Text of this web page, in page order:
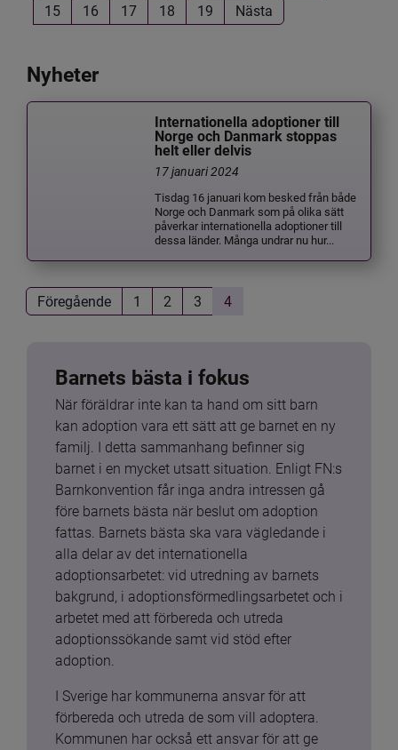
15
16 17 18 19 Nästa
Nyheter
Internationella adoptioner till
Norge och Danmark stoppas
helt eller delvis
17 januari 2024
Tisdag 16 januari kom besked från både
Norge och Danmark som på olika sätt
påverkar internationella adoptioner till
dessa länder. Många undrar nu hur...
Föregående 1 2 3 4
Barnets bästa i fokus
När föräldrar inte kan ta hand om sitt barn
kan adoption vara ett sätt att ge barnet en ny
familj. I detta sammanhang befinner sig
barnet i en mycket utsatt situation. Enligt FN:s
Barnkonvention får inga andra intressen gå
före barnets bästa när beslut om adoption
fattas. Barnets bästa ska vara vägledande i
alla delar av det internationella
adoptionsarbetet: vid utredning av barnets
bakgrund, i adoptionsförmedlingsarbetet och i
arbetet med att förbereda och utreda
adoptionssökande samt vid stöd efter
adoption.
I Sverige har kommunerna ansvar för att
förbereda och utreda de som vill adoptera.
Kommunen har också ett ansvar för att ge